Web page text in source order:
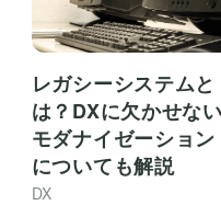
レガシーシステムと
は？DXに欠かせない
モダナイゼーション
についても解説
DX